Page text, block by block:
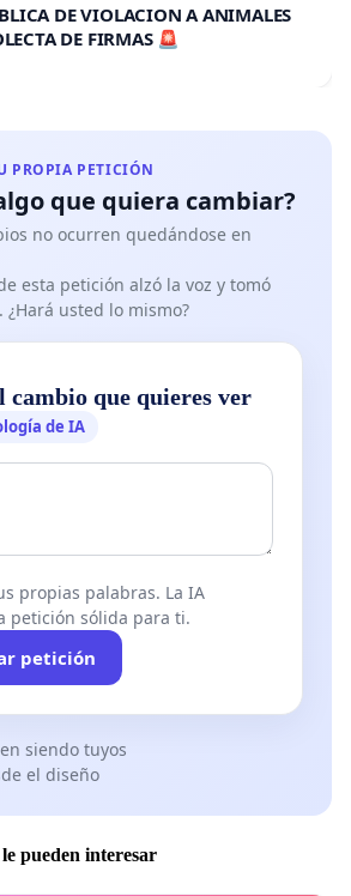
DE VIOLACION A ANIMALES
DE FIRMAS 🚨
PROPIA PETICIÓN
que quiera cambiar?
no ocurren quedándose en
esta petición alzó la voz y tomó
¿Hará usted lo mismo?
cambio que quieres ver
de IA
propias palabras. La IA
petición sólida para ti.
petición
siendo tuyos
el diseño
pueden interesar